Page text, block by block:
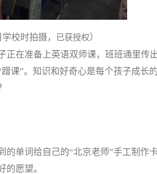
校时拍摄， 已获授权 ）
正在准备上英语双师课，班班通里传
课”。知识和好奇心是每个孩子成长
的单词给自己的“北京老师”手工制作
的愿望。